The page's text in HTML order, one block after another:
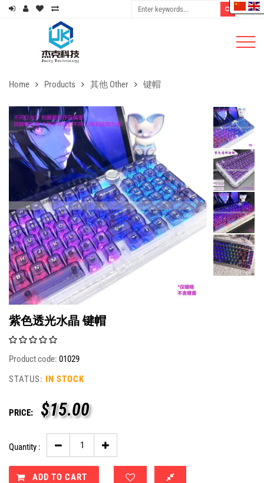
Home Products 其他 Other 键帽
紫色透光水晶 键帽
Product code: 01029
STATUS: IN STOCK
PRICE: $15.00
Quantity :
ADD TO CART